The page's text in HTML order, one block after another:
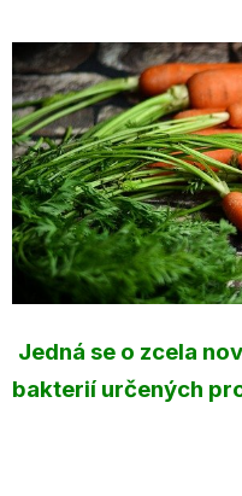
Jedná se o zcela
bakterií určených